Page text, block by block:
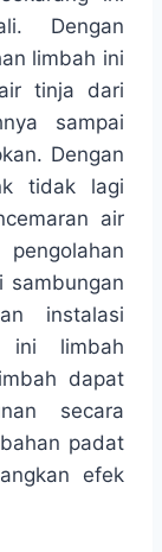
Dengan
limbah ini
tinja dari
sampai
Dengan
tidak lagi
air
sambungan
instalasi
ini limbah
dapat
secara
padat
efek